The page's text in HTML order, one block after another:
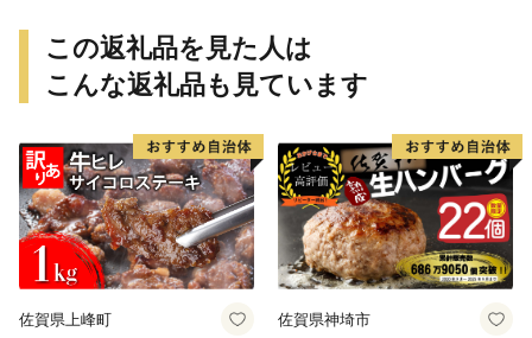
この返礼品を見た人は
こんな返礼品も見ています
佐賀県上峰町 佐賀県神埼市